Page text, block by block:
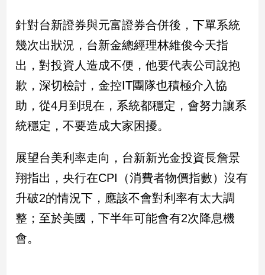
費
健
親
子/
感
情
藝
文
創
／
電
推
薦
針對台新證券與元富證券合併後，下單系統
幾次出狀況，台新金總經理林維俊今天指
出，對投資人造成不便，他要代表公司說抱
歉，深切檢討，金控IT團隊也積極介入協
助，從4月到現在，系統都穩定，會努力讓系
統穩定，不要造成大家困擾。
展望台美利率走向，台新新光金投資長詹景
翔指出，央行在CPI（消費者物價指數）沒有
升破2的情況下，應該不會對利率有太大調
整；至於美國，下半年可能會有2次降息機
會。